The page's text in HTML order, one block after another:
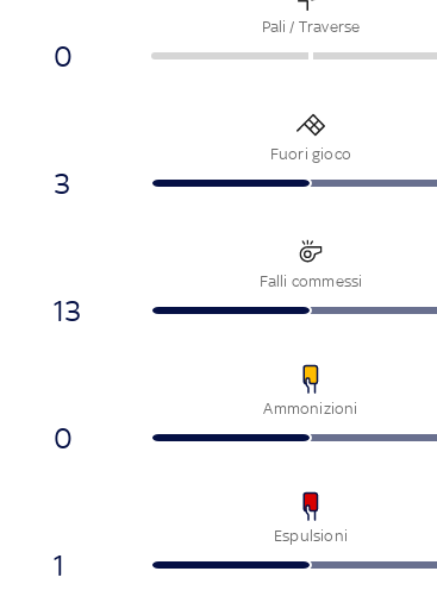
Pali / Traverse
0
Fuori gioco
3
Falli commessi
13
Ammonizioni
0
Espulsioni
1